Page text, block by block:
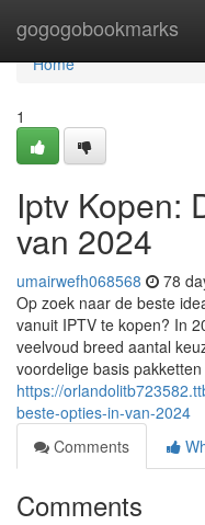
gogogobookmarks
Home
Home
1
Iptv Kopen:
van 2024
umairwefh068568 78
Op zoek naar de beste
vanuit IPTV te kopen? In
veelvoud breed aantal
voordelige basis
https://
beste-opties-in-van-2024
Comments
Comments